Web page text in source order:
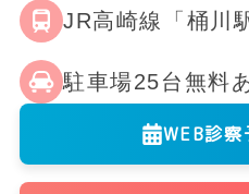
JR高崎線「桶川
駐車場25台無料
WEB診察